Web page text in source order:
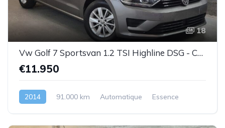
18
Vw Golf 7 Sportsvan 1.2 TSI Highline DSG - Cuir-1prop.- Garantie
€11.950
2014 91.000 km Automatique Essence